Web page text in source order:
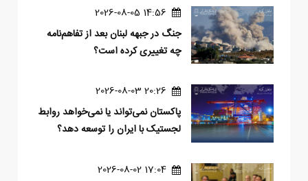
14:56 2026-08-05
جنگ در جبهه لبنان بعد از تفاهم‌نامه
چه تغییری کرده است؟
20:26 2026-08-03
پاکستان نمی‌تواند یا نمی‌خواهد روابط
لجستیک با ایران را توسعه دهد؟
17:04 2026-08-02